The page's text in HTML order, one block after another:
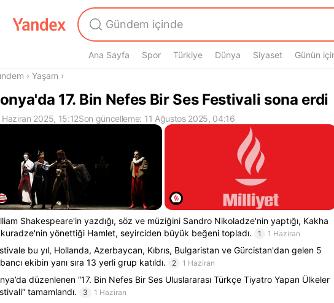
Ana Sayfa Spor Türkiye Dünya Siyaset Günün
› Yaşam ›
17. Bin Nefes Bir Ses Festivali sona erdi
Haziran 2025, 15:12Son güncelleme: 11 Ağustos 2025, 04:16
Shakespeare'in yazdığı, söz ve müziğini Sandro Nikoladze'nin yaptığı, Kakha
yönettiği Hamlet, seyirciden büyük beğeni topladı.
1 1 Haziran
bu yıl, Hollanda, Azerbaycan, Kıbrıs, Bulgaristan ve Gürcistan'dan gelen 5
ekibin yanı sıra 13 yerli grup katıldı.
2 1 Haziran
düzenlenen “17. Bin Nefes Bir Ses Uluslararası Türkçe Tiyatro Yapan Ülkeler
tamamlandı.
3 1 Haziran